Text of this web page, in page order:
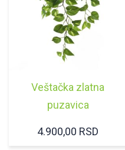
Veštačka zlatna
puzavica
4.900,00 RSD